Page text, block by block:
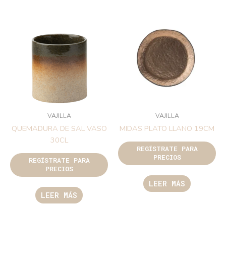
VAJILLA
QUEMADURA DE SAL VASO
30CL
REGÍSTRATE PARA
PRECIOS
LEER MÁS
VAJILLA
MIDAS PLATO LLANO 19CM
REGÍSTRATE PARA
PRECIOS
LEER MÁS